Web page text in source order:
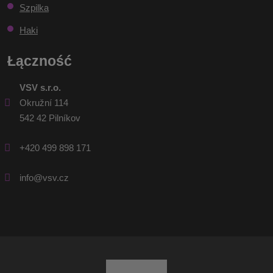
Szpilka
Haki
Łączność
VSV s.r.o.
Okružní 114
542 42 Pilníkov
+420 499 898 171
info@vsv.cz